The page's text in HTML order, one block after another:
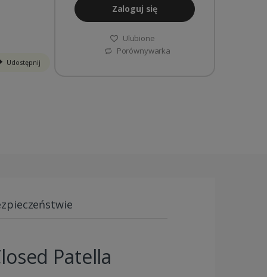
Udostępnij
Zaloguj się
Ulubione
Porównywarka
Patella